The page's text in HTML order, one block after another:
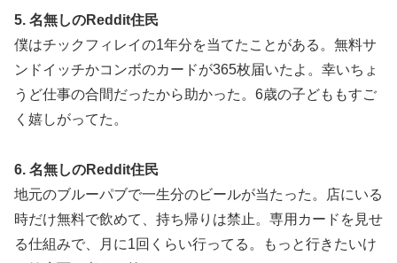
5. 名無しのReddit住民
僕はチックフィレイの1年分を当てたことがある。無料サ
ンドイッチかコンボのカードが365枚届いたよ。幸いちょ
うど仕事の合間だったから助かった。6歳の子どももすご
く嬉しがってた。
6. 名無しのReddit住民
地元のブルーパブで一生分のビールが当たった。店にいる
時だけ無料で飲めて、持ち帰りは禁止。専用カードを見せ
る仕組みで、月に1回くらい行ってる。もっと行きたいけ